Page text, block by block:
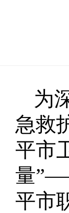
政策
制度
方式
为
急救
平市
量
平市